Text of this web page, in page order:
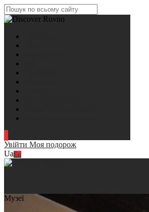
Увійти Моя подорож
UaEn
Музеї